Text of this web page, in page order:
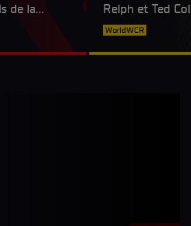
de la
Relph et Ted
de couple
comme en
WorldWCR